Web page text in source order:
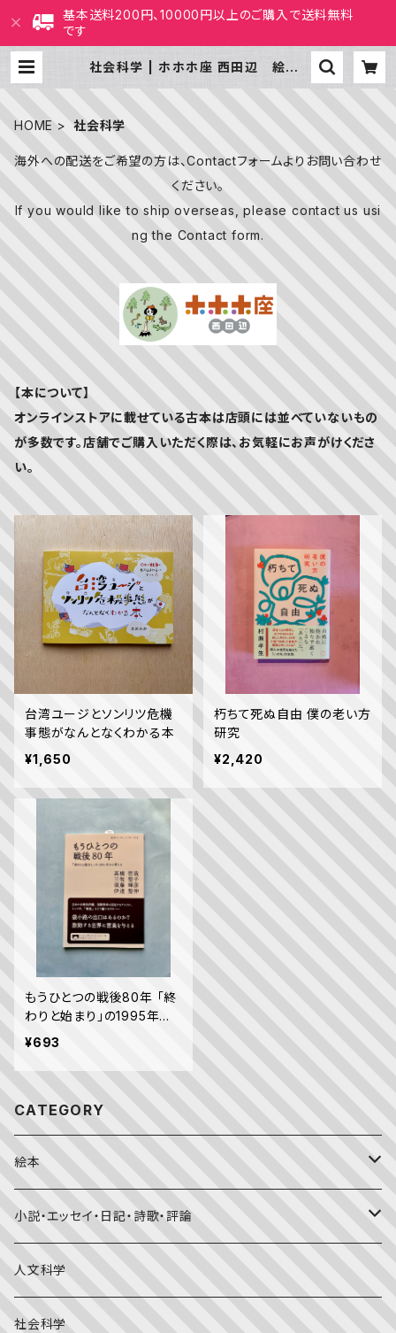
基本送料200円、10000円以上のご購入で送料無料
です
社会科学 | ホホホ座 西田辺 絵本・
HOME 社会科学
海外への配送をご希望の方は、Contactフォームよりお問い合わせ
ください。
If you would like to ship overseas, please contact us usi
ng the Contact form.
【本について】
オンラインストアに載せている古本は店頭には並べていないもの
が多数です。店舗でご購入いただく際は、お気軽にお声がけくださ
い。
台湾ユージとソンリツ危機
事態がなんとなくわかる本
¥1,650
朽ちて死ぬ自由 僕の老い方
研究
¥2,420
もうひとつの戦後80年 「終
わりと始まり」の1995年か
ら考える
¥693
CATEGORY
絵本
福音館書店月刊誌
こどものとも0.1.2
こどものとも年少版
その他の月刊誌
おはなしプーカ
日本の絵本
小説・エッセイ・日記・詩歌・評論
日本文学
詩・短歌・俳句・ことば
人文科学
社会科学